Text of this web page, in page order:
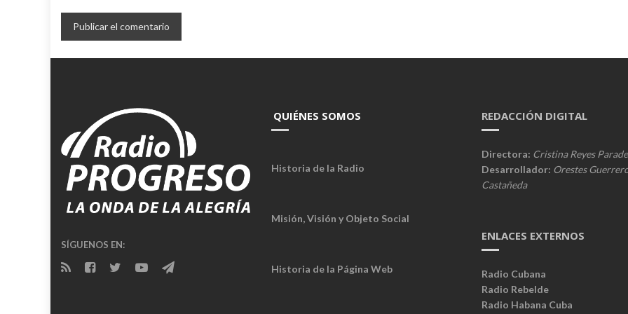
SÍGUENOS EN:
QUIÉNES SOMOS
Historia de la Radio
Misión, Visión y Objeto Social
Historia de la Página Web
REDACCIÓN DIGITAL
Directora: Cristina Reyes
Desarrollador: Orestes
Castañeda
ENLACES EXTERNOS
Radio Cubana
Radio Rebelde
Radio Habana Cuba